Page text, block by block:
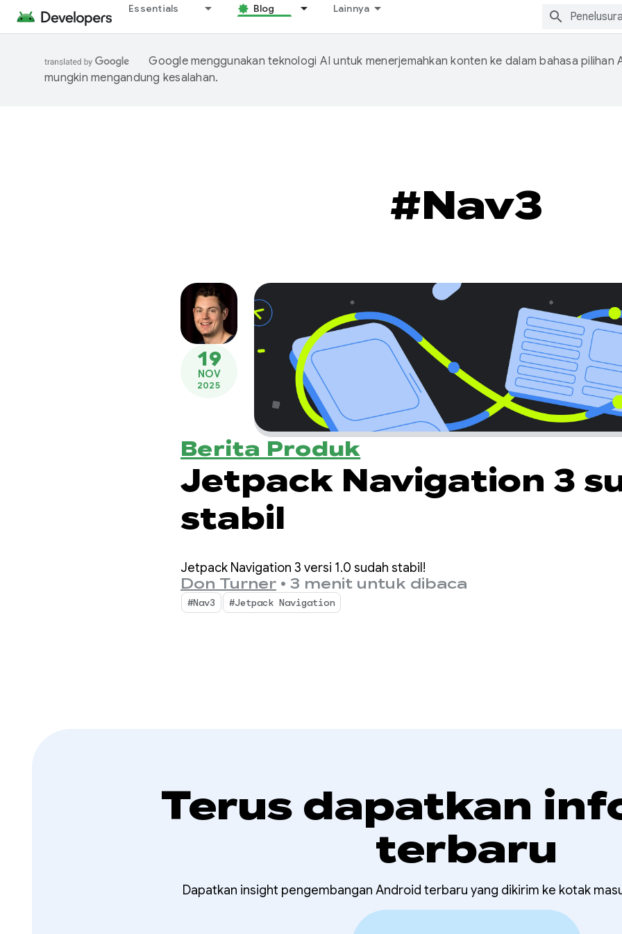
Essentials Blog Lainnya
Google menggunakan teknologi AI untuk menerjemahkan konten ke dalam bahasa pilihan
mungkin mengandung kesalahan.
#Nav3
19
NOV
2025
Berita Produk
Jetpack Navigation 3
stabil
Jetpack Navigation 3 versi 1.0 sudah stabil!
Don Turner • 3 menit untuk dibaca
#Nav3 #Jetpack Navigation
Terus dapatkan
terbaru
Dapatkan insight pengembangan Android terbaru yang dikirim ke kotak